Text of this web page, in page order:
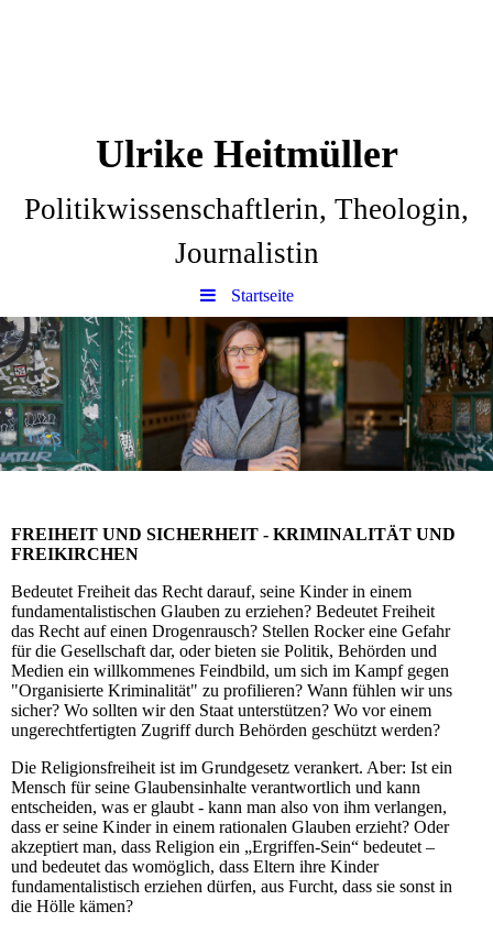
Ulrike Heitmüller
Politikwissenschaftlerin, Theologin,
Journalistin
Startseite
FREIHEIT UND SICHERHEIT - KRIMINALITÄT UND
FREIKIRCHEN
Bedeutet Freiheit das Recht darauf, seine Kinder in einem
fundamentalistischen Glauben zu erziehen? Bedeutet Freiheit
das Recht auf einen Drogenrausch? Stellen Rocker eine Gefahr
für die Gesellschaft dar, oder bieten sie Politik, Behörden und
Medien ein willkommenes Feindbild, um sich im Kampf gegen
"Organisierte Kriminalität" zu profilieren? Wann fühlen wir uns
sicher? Wo sollten wir den Staat unterstützen? Wo vor einem
ungerechtfertigten Zugriff durch Behörden geschützt werden?
Die Religionsfreiheit ist im Grundgesetz verankert. Aber: Ist ein
Mensch für seine Glaubensinhalte verantwortlich und kann
entscheiden, was er glaubt - kann man also von ihm verlangen,
dass er seine Kinder in einem rationalen Glauben erzieht? Oder
akzeptiert man, dass Religion ein „Ergriffen-Sein“ bedeutet –
und bedeutet das womöglich, dass Eltern ihre Kinder
fundamentalistisch erziehen dürfen, aus Furcht, dass sie sonst in
die Hölle kämen?